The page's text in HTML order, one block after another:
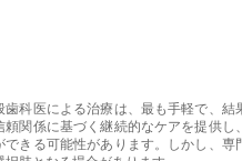
歯科医による治療は、最も手軽で、
頼関係に基づく継続的なケアを提供し
できる可能性があります。しかし、